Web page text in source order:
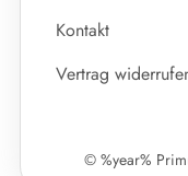
Kontakt
Vertrag
© %year%